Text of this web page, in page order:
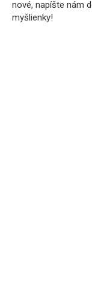
nové, napíšte nám
myšlienky!